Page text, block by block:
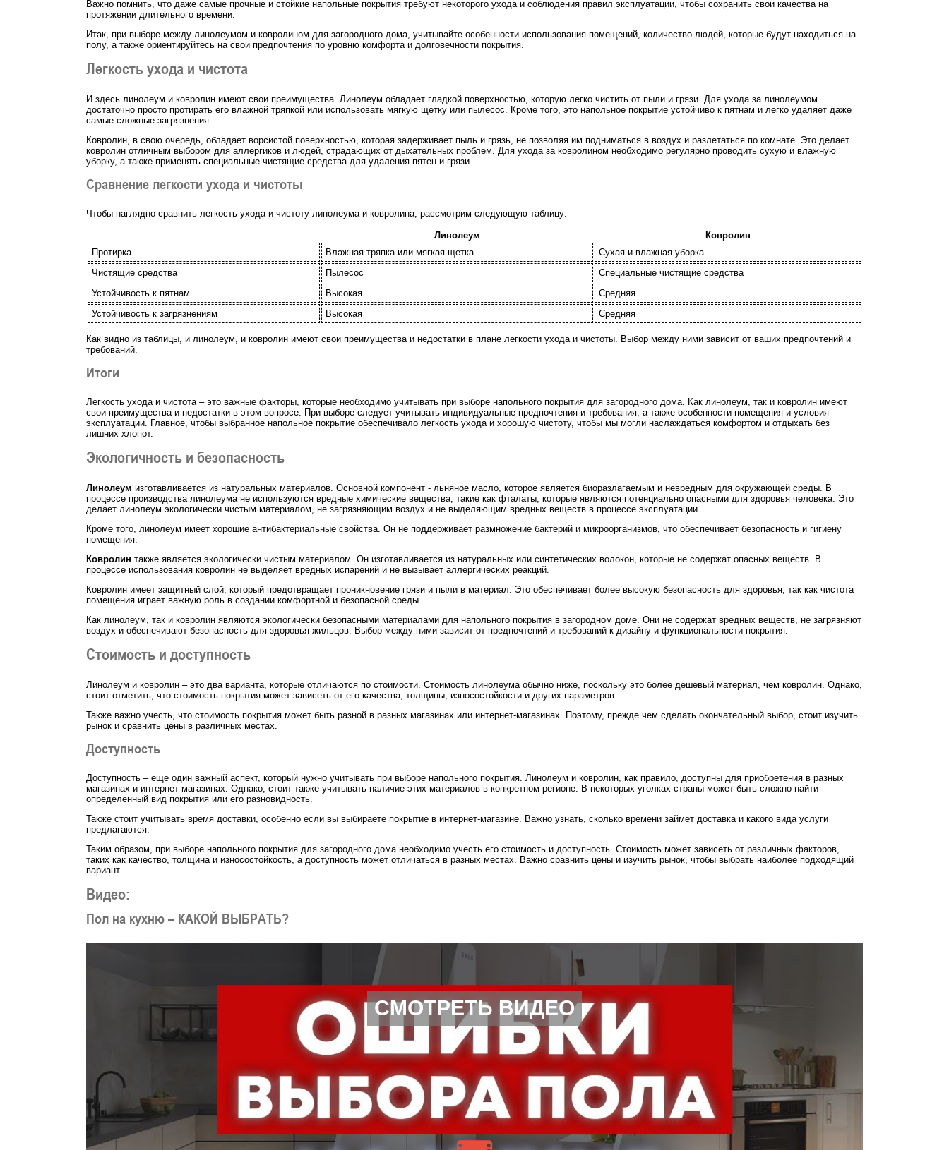
Важно помнить, что даже самые прочные и стойкие напольные покрытия требуют некоторого ухода и соблюдения правил эксплуатации, чтобы сохранить свои качества на
протяжении длительного времени.
Итак, при выборе между линолеумом и ковролином для загородного дома, учитывайте особенности использования помещений, количество людей, которые будут находиться на
полу, а также ориентируйтесь на свои предпочтения по уровню комфорта и долговечности покрытия.
Легкость ухода и чистота
И здесь линолеум и ковролин имеют свои преимущества. Линолеум обладает гладкой поверхностью, которую легко чистить от пыли и грязи. Для ухода за линолеумом
достаточно просто протирать его влажной тряпкой или использовать мягкую щетку или пылесос. Кроме того, это напольное покрытие устойчиво к пятнам и легко удаляет даже
самые сложные загрязнения.
Ковролин, в свою очередь, обладает ворсистой поверхностью, которая задерживает пыль и грязь, не позволяя им подниматься в воздух и разлетаться по комнате. Это делает
ковролин отличным выбором для аллергиков и людей, страдающих от дыхательных проблем. Для ухода за ковролином необходимо регулярно проводить сухую и влажную
уборку, а также применять специальные чистящие средства для удаления пятен и грязи.
Сравнение легкости ухода и чистоты
Чтобы наглядно сравнить легкость ухода и чистоту линолеума и ковролина, рассмотрим следующую таблицу:
Линолеум
Ковролин
Протирка
Влажная тряпка или мягкая щетка
Сухая и влажная уборка
Чистящие средства
Пылесос
Специальные чистящие средства
Устойчивость к пятнам
Высокая
Средняя
Устойчивость к загрязнениям
Высокая Средняя
Как видно из таблицы, и линолеум, и ковролин имеют свои преимущества и недостатки в плане легкости ухода и чистоты. Выбор между ними зависит от ваших предпочтений и
требований.
Итоги
Легкость ухода и чистота – это важные факторы, которые необходимо учитывать при выборе напольного покрытия для загородного дома. Как линолеум, так и ковролин имеют
свои преимущества и недостатки в этом вопросе. При выборе следует учитывать индивидуальные предпочтения и требования, а также особенности помещения и условия
эксплуатации. Главное, чтобы выбранное напольное покрытие обеспечивало легкость ухода и хорошую чистоту, чтобы мы могли наслаждаться комфортом и отдыхать без
лишних хлопот.
Экологичность и безопасность
Линолеум изготавливается из натуральных материалов. Основной компонент - льняное масло, которое является биоразлагаемым и невредным для окружающей среды. В
процессе производства линолеума не используются вредные химические вещества, такие как фталаты, которые являются потенциально опасными для здоровья человека. Это
делает линолеум экологически чистым материалом, не загрязняющим воздух и не выделяющим вредных веществ в процессе эксплуатации.
Кроме того, линолеум имеет хорошие антибактериальные свойства. Он не поддерживает размножение бактерий и микроорганизмов, что обеспечивает безопасность и гигиену
помещения.
Ковролин также является экологически чистым материалом. Он изготавливается из натуральных или синтетических волокон, которые не содержат опасных веществ. В
процессе использования ковролин не выделяет вредных испарений и не вызывает аллергических реакций.
Ковролин имеет защитный слой, который предотвращает проникновение грязи и пыли в материал. Это обеспечивает более высокую безопасность для здоровья, так как чистота
помещения играет важную роль в создании комфортной и безопасной среды.
Как линолеум, так и ковролин являются экологически безопасными материалами для напольного покрытия в загородном доме. Они не содержат вредных веществ, не загрязняют
воздух и обеспечивают безопасность для здоровья жильцов. Выбор между ними зависит от предпочтений и требований к дизайну и функциональности покрытия.
Стоимость и доступность
Линолеум и ковролин – это два варианта, которые отличаются по стоимости. Стоимость линолеума обычно ниже, поскольку это более дешевый материал, чем ковролин. Однако,
стоит отметить, что стоимость покрытия может зависеть от его качества, толщины, износостойкости и других параметров.
Также важно учесть, что стоимость покрытия может быть разной в разных магазинах или интернет-магазинах. Поэтому, прежде чем сделать окончательный выбор, стоит изучить
рынок и сравнить цены в различных местах.
Доступность
Доступность – еще один важный аспект, который нужно учитывать при выборе напольного покрытия. Линолеум и ковролин, как правило, доступны для приобретения в разных
магазинах и интернет-магазинах. Однако, стоит также учитывать наличие этих материалов в конкретном регионе. В некоторых уголках страны может быть сложно найти
определенный вид покрытия или его разновидность.
Также стоит учитывать время доставки, особенно если вы выбираете покрытие в интернет-магазине. Важно узнать, сколько времени займет доставка и какого вида услуги
предлагаются.
Таким образом, при выборе напольного покрытия для загородного дома необходимо учесть его стоимость и доступность. Стоимость может зависеть от различных факторов,
таких как качество, толщина и износостойкость, а доступность может отличаться в разных местах. Важно сравнить цены и изучить рынок, чтобы выбрать наиболее подходящий
вариант.
Видео:
Пол на кухню – КАКОЙ ВЫБРАТЬ?
СМОТРЕТЬ ВИДЕО